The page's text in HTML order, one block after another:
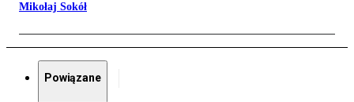
Mikołaj Sokół
Powiązane